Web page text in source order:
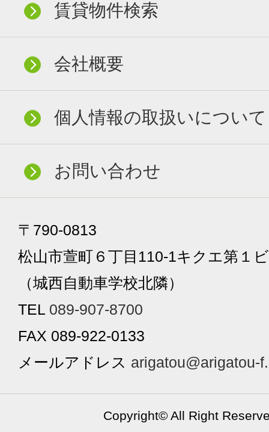
賃貸物件検索
会社概要
個人情報の取扱いについて
お問い合わせ
〒790-0813
松山市萱町６丁目110-1キクエ第１
（城西自動車学校北隣）
TEL 089-907-8700
FAX 089-922-0133
メールアドレス arigatou@arigatou-
Copyright© All Right